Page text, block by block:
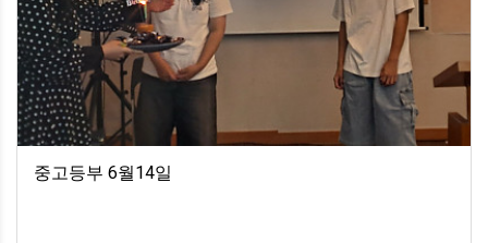
중고등부 6월14일